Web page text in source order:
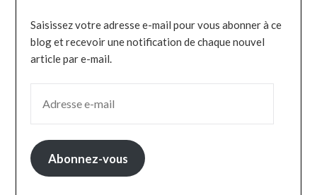
Saisissez votre adresse e-mail pour vous abonner à ce
blog et recevoir une notification de chaque nouvel
article par e-mail.
Abonnez-vous